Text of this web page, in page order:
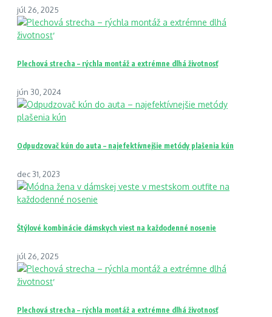
júl 26, 2025
Plechová strecha – rýchla montáž a extrémne dlhá životnosť
jún 30, 2024
Odpudzovač kún do auta – najefektívnejšie metódy plašenia kún
dec 31, 2023
Štýlové kombinácie dámskych viest na každodenné nosenie
júl 26, 2025
Plechová strecha – rýchla montáž a extrémne dlhá životnosť